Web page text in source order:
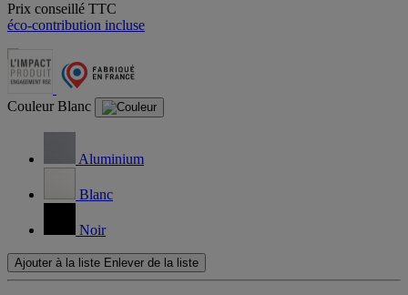
Prix conseillé TTC
éco-contribution incluse
Couleur Blanc
Aluminium
Blanc
Noir
Ajouter à la liste Enlever de la liste